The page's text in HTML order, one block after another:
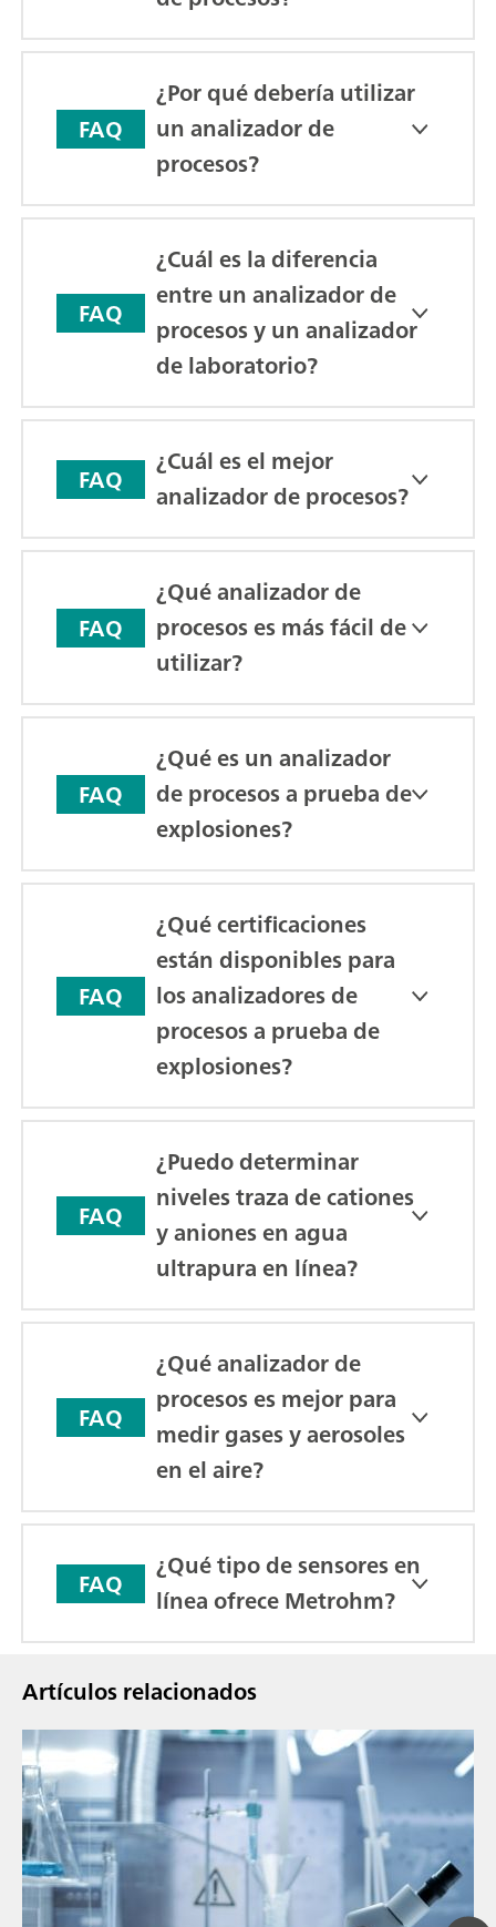
FAQ
¿Por qué debería utilizar
un analizador de
procesos?
FAQ
¿Cuál es la diferencia
entre un analizador de
procesos y un analizador
de laboratorio?
FAQ
¿Cuál es el mejor
analizador de procesos?
FAQ
¿Qué analizador de
procesos es más fácil de
utilizar?
FAQ
¿Qué es un analizador
de procesos a prueba de
explosiones?
FAQ
¿Qué certificaciones
están disponibles para
los analizadores de
procesos a prueba de
explosiones?
FAQ
¿Puedo determinar
niveles traza de cationes
y aniones en agua
ultrapura en línea?
FAQ
¿Qué analizador de
procesos es mejor para
medir gases y aerosoles
en el aire?
FAQ
¿Qué tipo de sensores en
línea ofrece Metrohm?
Artículos relacionados